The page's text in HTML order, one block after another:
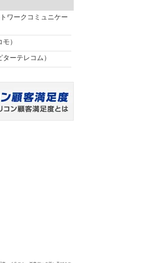
ワークコミュニケー
）
ーテレコム）